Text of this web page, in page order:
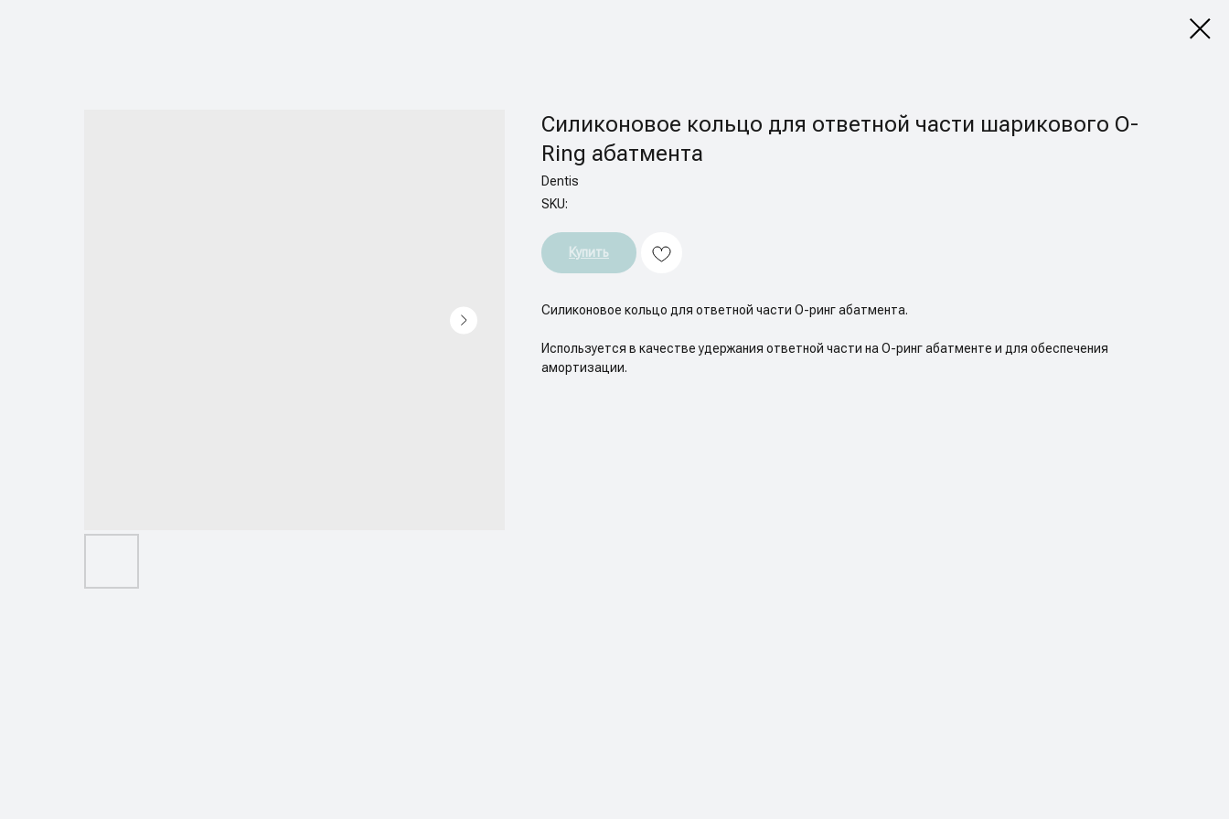
Силиконовое кольцо для ответной части шарикового О-
Ring абатмента
Dentis
SKU:
Купить
Силиконовое кольцо для ответной части О-ринг абатмента.
Используется в качестве удержания ответной части на О-ринг абатменте и для обеспечения
амортизации.